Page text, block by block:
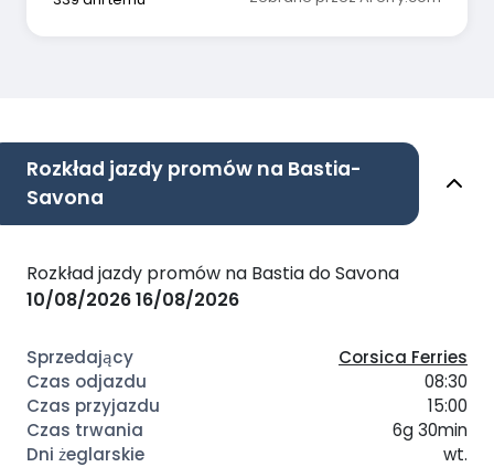
Rozkład jazdy promów na Bastia-
Savona
Rozkład jazdy promów na Bastia do Savona
10/08/202616/08/2026
Corsica Ferries
08:30
15:00
6g 30min
wt.